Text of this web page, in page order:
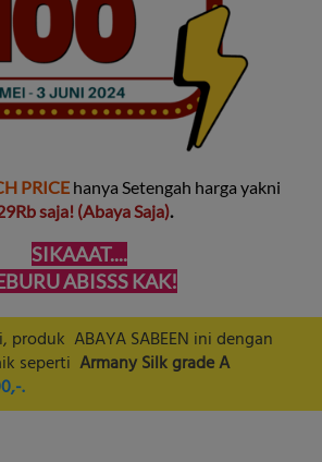
PRICE
saja! (Abaya Saja).
SIKAAAT....
ABISSS KAK!
produk  ABAYA SABEEN ini dengan
seperti Armany Silk grade A
.